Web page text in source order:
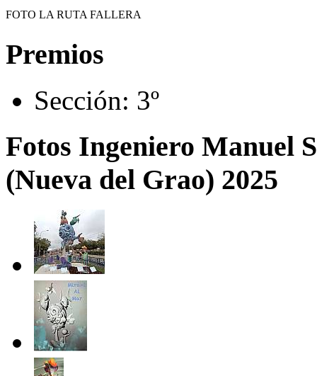
FOTO LA RUTA FALLERA
Premios
Sección: 3º
Fotos Ingeniero Manuel
(Nueva del Grao) 2025